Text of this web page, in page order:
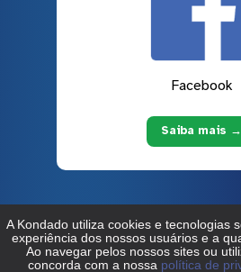
Facebook
Saiba mais →